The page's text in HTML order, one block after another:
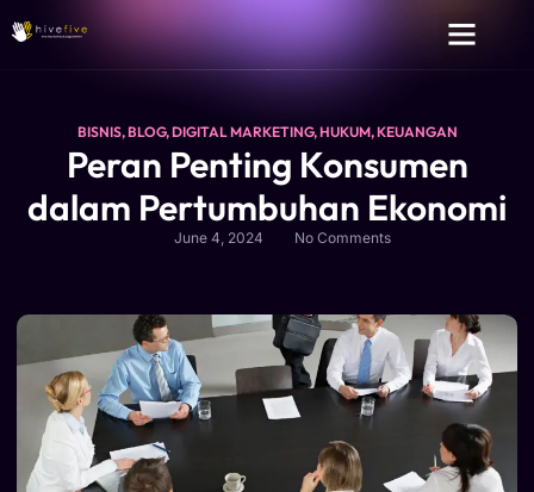
BISNIS,BLOG,DIGITAL MARKETING,HUKUM,KEUANGAN
Peran Penting Konsumen
dalam Pertumbuhan Ekonomi
June 4, 2024 No Comments